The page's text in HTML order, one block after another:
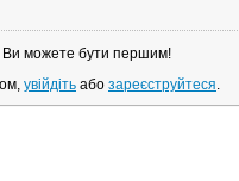
Ви можете бути першим!
увійдіть або зареєструйтеся.